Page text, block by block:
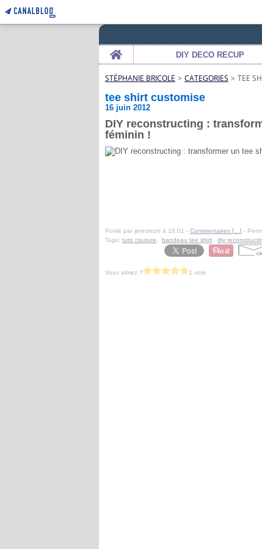
Home
DIY DECO RECUP
STÉPHANIE BRICOLE > CATEGORIES > TEE
tee shirt customise
16 juin 2012
DIY reconstructing :
féminin !
Posté par jeresteph à 18:01 - Commentaires [ ] -
Tags: tuto couture bandeau tee shirt diy
Vous aimez ? 1 vote